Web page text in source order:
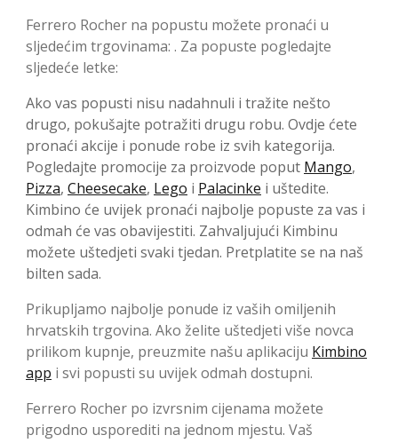
Ferrero Rocher na popustu možete pronaći u
sljedećim trgovinama: . Za popuste pogledajte
sljedeće letke:
Ako vas popusti nisu nadahnuli i tražite nešto
drugo, pokušajte potražiti drugu robu. Ovdje ćete
pronaći akcije i ponude robe iz svih kategorija.
Pogledajte promocije za proizvode poput Mango,
Pizza, Cheesecake, Lego i Palacinke i uštedite.
Kimbino će uvijek pronaći najbolje popuste za vas i
odmah će vas obavijestiti. Zahvaljujući Kimbinu
možete uštedjeti svaki tjedan. Pretplatite se na naš
bilten sada.
Prikupljamo najbolje ponude iz vaših omiljenih
hrvatskih trgovina. Ako želite uštedjeti više novca
prilikom kupnje, preuzmite našu aplikaciju Kimbino
app i svi popusti su uvijek odmah dostupni.
Ferrero Rocher po izvrsnim cijenama možete
prigodno usporediti na jednom mjestu. Vaš